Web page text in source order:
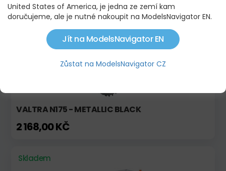
Skladem
Limitovaná edice!
VALTRA N175 - METALLIC BLACK
2 168,00 KČ
Skladem
United States of America, je jedna ze zemí kam
doručujeme, ale je nutné nakoupit na ModelsNavigator EN.
Jít na ModelsNavigator EN
Zůstat na ModelsNavigator CZ